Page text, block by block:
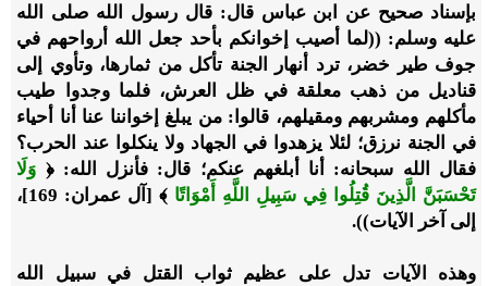
بإسناد صحيح عن ابن عباس قال: قال رسول الله صلى الله
عليه وسلم: ((لما أصيب إخوانكم بأحد جعل الله أرواحهم في
جوف طير خضر، ترد أنهار الجنة تأكل من ثمارها، وتأوي إلى
قناديل من ذهب معلقة في ظل العرش، فلما وجدوا طيب
مأكلهم ومشربهم ومقيلهم، قالوا: من يبلغ إخواننا عنا أنا أحياء
في الجنة نرزق؛ لئلا يزهدوا في الجهاد ولا ينكلوا عند الحرب؟
فقال الله سبحانه: أنا أبلغهم عنكم؛ قال: فأنزل الله: ﴿ وَلَا
تَحْسَبَنَّ الَّذِينَ قُتِلُوا فِي سَبِيلِ اللَّهِ أَمْوَاتًا
﴾ [آل عمران: 169]،
إلى آخر الآيات)).
وهذه الآيات تدل على عظيم ثواب القتل في سبيل الله